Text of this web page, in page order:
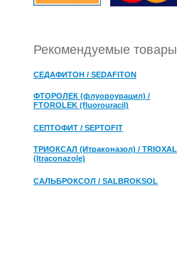
Рекомендуемые товары
СЕДАФИТОН / SEDAFITON
ФТОРОЛЕК (флуороурацил) /
FTOROLEK (fluorouracil)
СЕПТОФИТ / SEPTOFIT
ТРИОКСАЛ (Итраконазол) / TRIOXAL
(Itraconazole)
САЛЬБРОКСОЛ / SALBROKSOL